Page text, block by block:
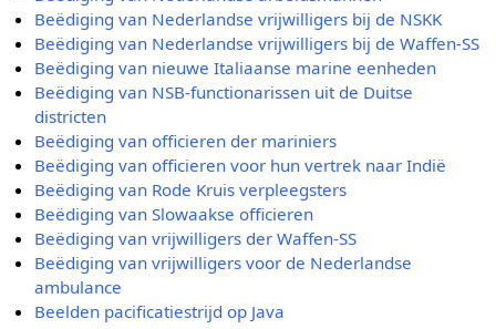
Beëdiging van Nederlandse vrijwilligers bij de NSKK
Beëdiging van Nederlandse vrijwilligers bij de Waffen-SS
Beëdiging van nieuwe Italiaanse marine eenheden
Beëdiging van NSB-functionarissen uit de Duitse
districten
Beëdiging van officieren der mariniers
Beëdiging van officieren voor hun vertrek naar Indië
Beëdiging van Rode Kruis verpleegsters
Beëdiging van Slowaakse officieren
Beëdiging van vrijwilligers der Waffen-SS
Beëdiging van vrijwilligers voor de Nederlandse
ambulance
Beelden pacificatiestrijd op Java